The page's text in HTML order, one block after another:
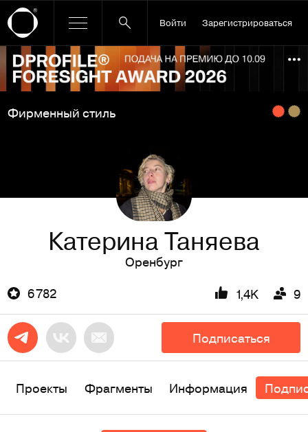
Войти Зарегистрироваться
Ссылка баннера
Фирменный стиль
Катерина Таняева
Оренбург
6 782
1,4K 9
Подписаться
Проекты Фрагменты Информация